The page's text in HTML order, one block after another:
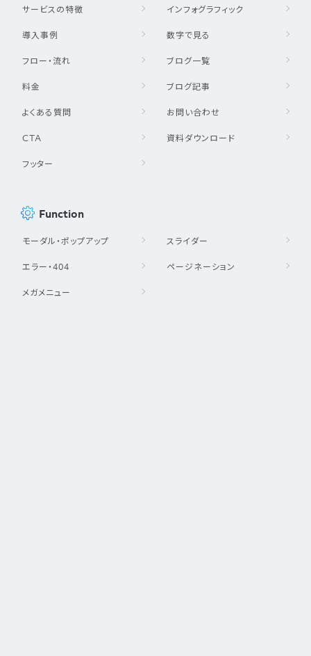
サービスの特徴
導入事例
フロー・流れ
料金
よくある質問
CTA
フッター
インフォグラフィック
数字で見る
ブログ一覧
ブログ記事
お問い合わせ
資料ダウンロード
Function
モーダル・ポップアップ
エラー・404
メガメニュー
スライダー
ページネーション